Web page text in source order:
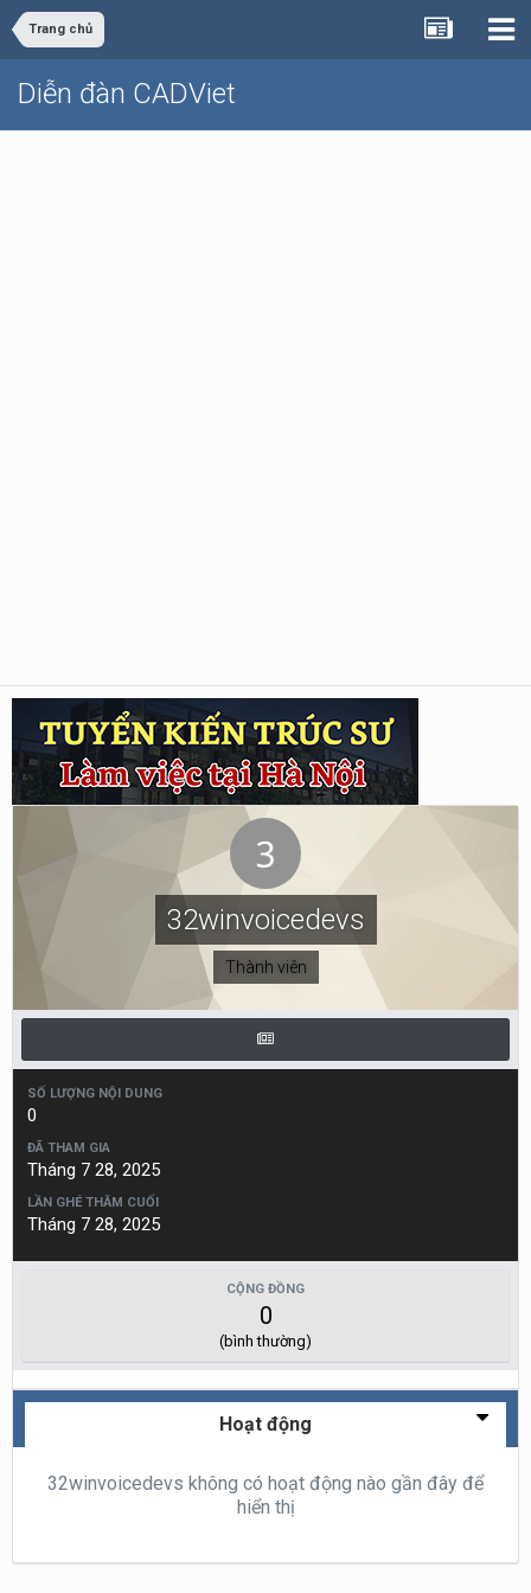
Trang chủ
Diễn đàn CADViet
32winvoicedevs
Thành viên
SỐ LƯỢNG NỘI DUNG
0
ĐÃ THAM GIA
Tháng 7 28, 2025
LẦN GHÉ THĂM CUỐI
Tháng 7 28, 2025
CỘNG ĐỒNG
0
(bình thường)
Hoạt động
32winvoicedevs không có hoạt động nào gần đây để
hiển thị